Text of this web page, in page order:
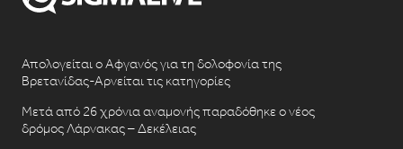
Απολογείται ο Αφγανός για τη δολοφονία της
Βρετανίδας-Αρνείται τις κατηγορίες
Μετά από 26 χρόνια αναμονής παραδόθηκε ο νέος
δρόμος Λάρνακας – Δεκέλειας